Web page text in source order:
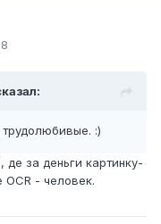
:)
за деньги картинку-
OCR - человек.